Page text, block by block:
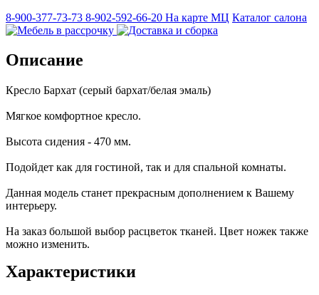
8-900-377-73-73 8-902-592-66-20 На карте МЦ Каталог салона
Описание
Кресло Бархат (серый бархат/белая эмаль)
Мягкое комфортное кресло.
Высота сидения - 470 мм.
Подойдет как для гостиной, так и для спальной комнаты.
Данная модель станет прекрасным дополнением к Вашему
интерьеру.
На заказ большой выбор расцветок тканей. Цвет ножек также
можно изменить.
Характеристики